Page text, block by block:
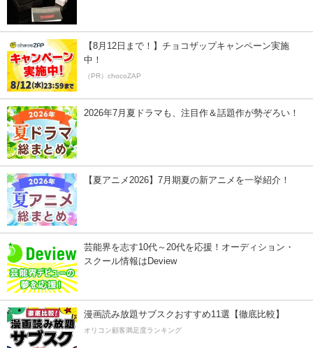
【8月12日まで！】チョコザップキャンペーン実施
中！
（PR）chocoZAP
2026年7月夏ドラマも、注目作＆話題作が勢ぞろい！
【夏アニメ2026】7月期夏の新アニメを一挙紹介！
芸能界を志す10代～20代を応援！オーディション・
スクール情報はDeview
漫画読み放題サブスクおすすめ11選【徹底比較】
オリコン顧客満足度ランキング